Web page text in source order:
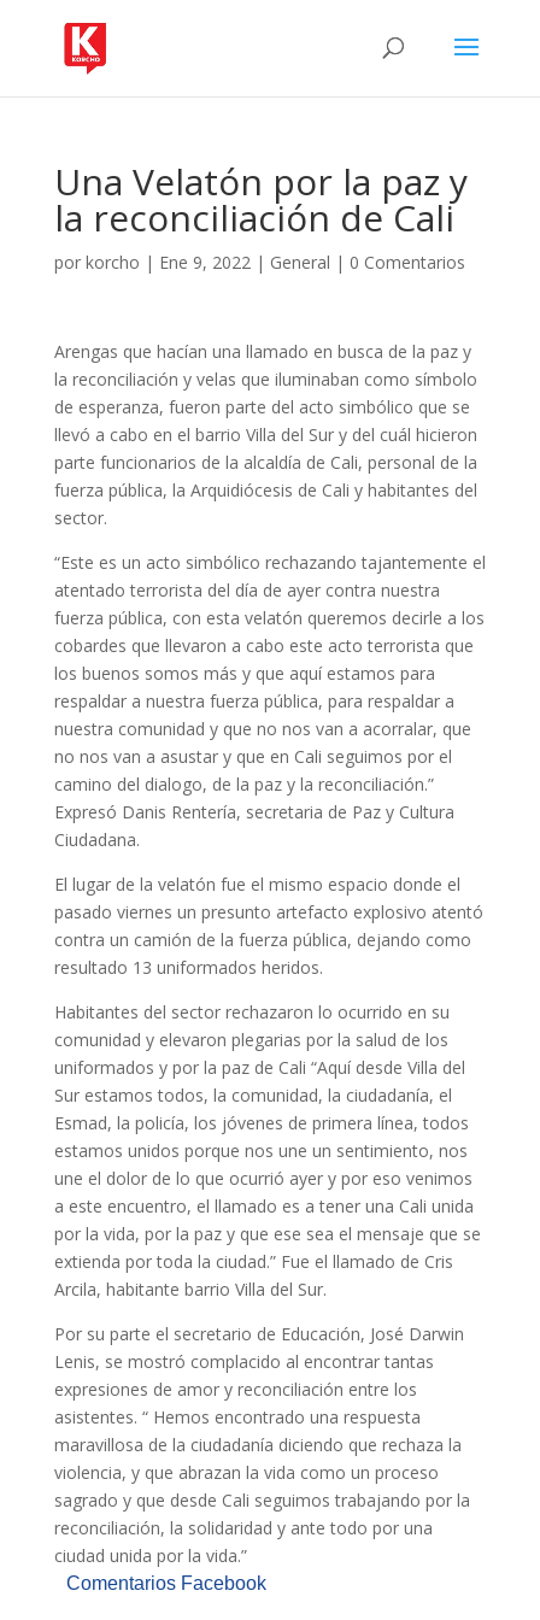
Una Velatón por la paz y
la reconciliación de Cali
por korcho | Ene 9, 2022| General | 0 Comentarios
Arengas que hacían una llamado en busca de la paz y
la reconciliación y velas que iluminaban como símbolo
de esperanza, fueron parte del acto simbólico que se
llevó a cabo en el barrio Villa del Sur y del cuál hicieron
parte funcionarios de la alcaldía de Cali, personal de la
fuerza pública, la Arquidiócesis de Cali y habitantes del
sector.
“Este es un acto simbólico rechazando tajantemente el
atentado terrorista del día de ayer contra nuestra
fuerza pública, con esta velatón queremos decirle a los
cobardes que llevaron a cabo este acto terrorista que
los buenos somos más y que aquí estamos para
respaldar a nuestra fuerza pública, para respaldar a
nuestra comunidad y que no nos van a acorralar, que
no nos van a asustar y que en Cali seguimos por el
camino del dialogo, de la paz y la reconciliación.”
Expresó Danis Rentería, secretaria de Paz y Cultura
Ciudadana.
El lugar de la velatón fue el mismo espacio donde el
pasado viernes un presunto artefacto explosivo atentó
contra un camión de la fuerza pública, dejando como
resultado 13 uniformados heridos.
Habitantes del sector rechazaron lo ocurrido en su
comunidad y elevaron plegarias por la salud de los
uniformados y por la paz de Cali “Aquí desde Villa del
Sur estamos todos, la comunidad, la ciudadanía, el
Esmad, la policía, los jóvenes de primera línea, todos
estamos unidos porque nos une un sentimiento, nos
une el dolor de lo que ocurrió ayer y por eso venimos
a este encuentro, el llamado es a tener una Cali unida
por la vida, por la paz y que ese sea el mensaje que se
extienda por toda la ciudad.” Fue el llamado de Cris
Arcila, habitante barrio Villa del Sur.
Por su parte el secretario de Educación, José Darwin
Lenis, se mostró complacido al encontrar tantas
expresiones de amor y reconciliación entre los
asistentes. “ Hemos encontrado una respuesta
maravillosa de la ciudadanía diciendo que rechaza la
violencia, y que abrazan la vida como un proceso
sagrado y que desde Cali seguimos trabajando por la
reconciliación, la solidaridad y ante todo por una
ciudad unida por la vida.”
Comentarios Facebook